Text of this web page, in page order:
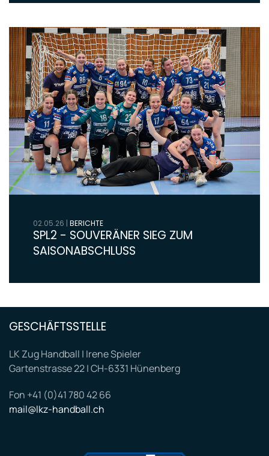
02.05.26 | BERICHTE
SPL2 - SOUVERÄNER SIEG ZUM
SAISONABSCHLUSS
GESCHÄFTSSTELLE
LK Zug Handball | Irene Spieler
Gartenstrasse 22 | CH-6331 Hünenberg
Fon +41 (0)41 780 42 66
mail@lkz-handball.ch